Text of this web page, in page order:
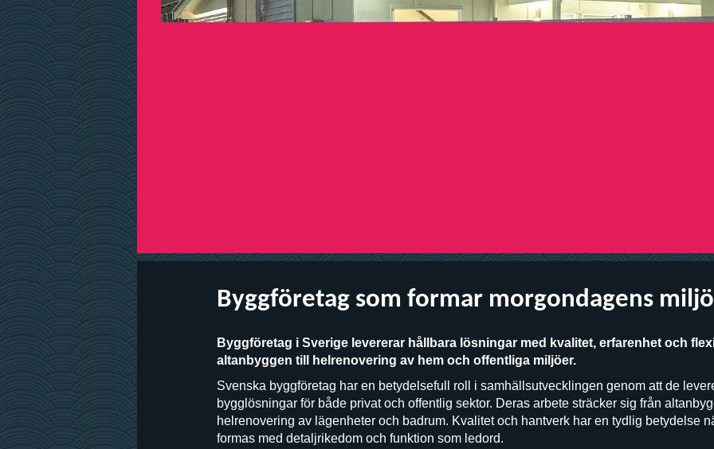
Byggföretag som formar morgondagens
Byggföretag i Sverige levererar hållbara lösningar med kvalitet, erfarenhet och
altanbyggen till helrenovering av hem och offentliga miljöer.
Svenska byggföretag har en betydelsefull roll i samhällsutvecklingen genom att de
bygglösningar för både privat och offentlig sektor. Deras arbete sträcker sig från
helrenovering av lägenheter och badrum. Kvalitet och hantverk har en tydlig betydelse
formas med detaljrikedom och funktion som ledord.